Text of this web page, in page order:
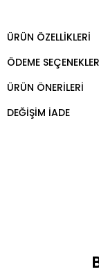
ÜRÜN ÖZELLIKLERI
ÖDEME
ÜRÜN ÖNERILERI
DEĞIŞIM İADE